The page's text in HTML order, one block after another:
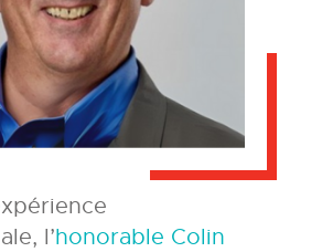
l’honorable Colin